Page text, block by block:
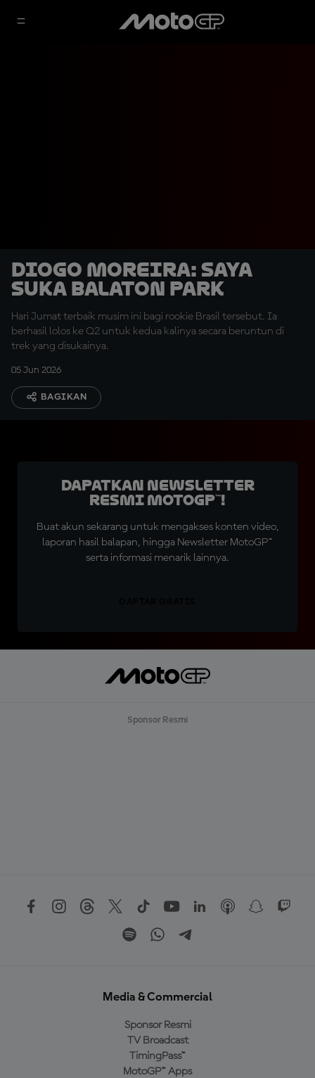
Diogo Moreira: Saya
Suka Balaton Park
Hari Jumat terbaik musim ini bagi rookie Brasil tersebut. Ia
berhasil lolos ke Q2 untuk kedua kalinya secara beruntun di
trek yang disukainya.
05 Jun 2026
BAGIKAN
Dapatkan Newsletter
Resmi MotoGP™!
Buat akun sekarang untuk mengakses konten video,
laporan hasil balapan, hingga Newsletter MotoGP™
serta informasi menarik lainnya.
Sponsor Resmi
Media & Commercial
Sponsor Resmi
TV Broadcast
TimingPass™
MotoGP™ Apps